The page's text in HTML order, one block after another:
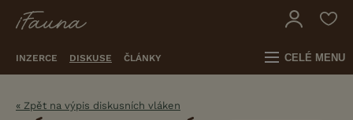
INZERCE DISKUSE ČLÁNKY CELÉ MENU
« Zpět na výpis diskusních vláken